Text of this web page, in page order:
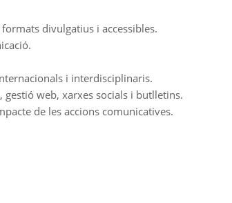
divulgatius i accessibles.
i interdisciplinaris.
gestió web, xarxes socials i butlletins.
de les accions comunicatives.